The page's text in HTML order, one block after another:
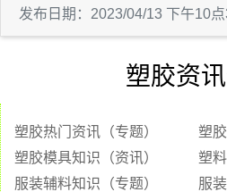
发布日期：2023/04/13 下午10
塑胶资
塑胶热门资讯（专题）
塑
塑胶模具知识（资讯）
塑
服装辅料知识（专题）
服